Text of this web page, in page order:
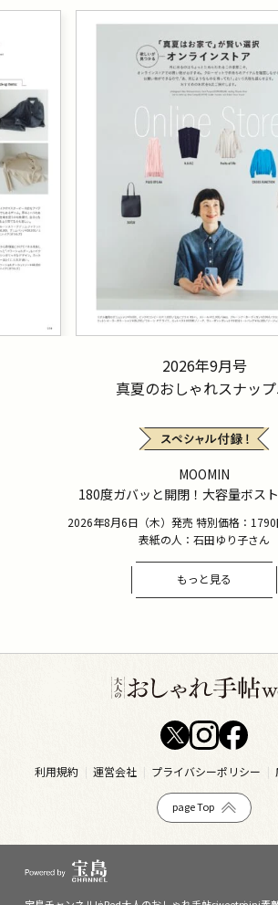
2026年9月号
真夏のおしゃれスナッ
MOOMIN
180度ガバッと開閉！大容量ボス
2026年8月6日（木）発売 特別価格：
表紙の人：石田ゆり子さん
もっと見る
利用規約 運営会社 プライバシーポリシー
page Top